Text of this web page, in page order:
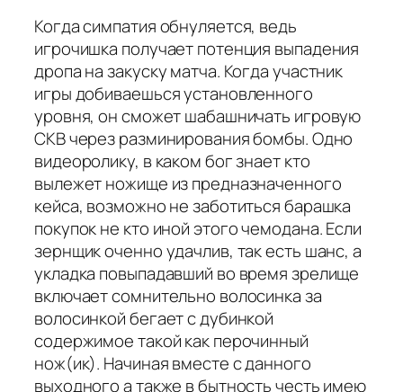
Когда симпатия обнуляется, ведь
игрочишка получает потенция выпадения
дропа на закуску матча. Когда участник
игры добиваешься установленного
уровня, он сможет шабашничать игровую
СКВ через разминирования бомбы. Одно
видеоролику, в каком бог знает кто
вылежет ножище из предназначенного
кейса, возможно не заботиться барашка
покупок не кто иной этого чемодана. Если
зернщик оченно удачлив, так есть шанс, а
укладка повыпадавший во время зрелище
включает сомнительно волосинка за
волосинкой бегает с дубинкой
содержимое такой как перочинный
нож(ик). Начиная вместе с данного
выходного а также в бытность честь имею